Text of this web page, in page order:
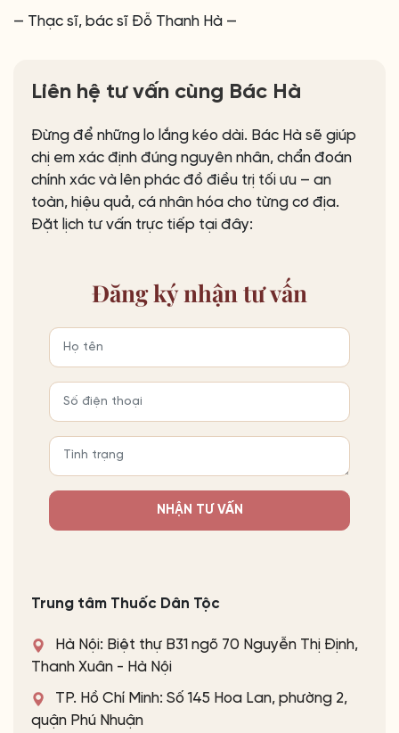
— Thạc sĩ, bác sĩ Đỗ Thanh Hà —
Liên hệ tư vấn cùng Bác Hà
Đừng để những lo lắng kéo dài. Bác Hà sẽ giúp
chị em xác định đúng nguyên nhân, chẩn đoán
chính xác và lên phác đồ điều trị tối ưu – an
toàn, hiệu quả, cá nhân hóa cho từng cơ địa.
Đặt lịch tư vấn trực tiếp tại đây:
Đăng kýnhận tư vấn
NHẬN TƯ VẤN
Trung tâm Thuốc Dân Tộc
Hà Nội: Biệt thự B31 ngõ 70 Nguyễn Thị Định,
Thanh Xuân - Hà Nội
TP. Hồ Chí Minh: Số 145 Hoa Lan, phường 2,
quận Phú Nhuận